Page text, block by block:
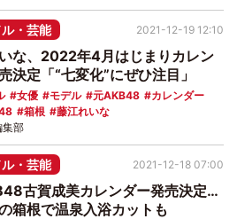
・芸能
な、2022年4月はじまりカレン
決定「“七変化”にぜひ注目」
女優 モデル 元AKB48
カレンダー
箱根 藤江れいな
2021-12-19 12:10
集部
・芸能
古賀成美カレンダー発売決定…
箱根で温泉入浴カットも
2021-12-18 07:00